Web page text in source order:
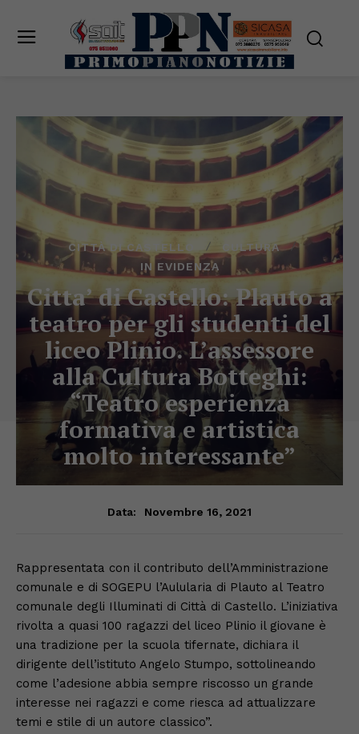
CITTÀ DI CASTELLO
CULTURA
IN EVIDENZA
Citta’ di Castello: Plauto a
teatro per gli studenti del
liceo Plinio. L’assessore
alla Cultura Botteghi:
“Teatro esperienza
formativa e artistica
molto interessante”
Data: Novembre 16, 2021
Rappresentata con il contributo dell’Amministrazione
comunale e di SOGEPU l’Aulularia di Plauto al Teatro
comunale degli Illuminati di Città di Castello. L’iniziativa
rivolta a quasi 100 ragazzi del liceo Plinio il giovane è
una tradizione per la scuola tifernate, dichiara il
dirigente dell’istituto Angelo Stumpo, sottolineando
come l’adesione abbia sempre riscosso un grande
interesse nei ragazzi e come riesca ad attualizzare
temi e stile di un autore classico”.